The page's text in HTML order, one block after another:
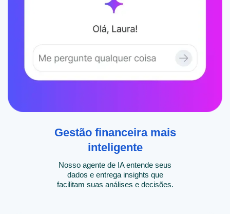
Gestão financeira mais
inteligente
Nosso agente de IA entende seus
dados e entrega insights que
facilitam suas análises e decisões.